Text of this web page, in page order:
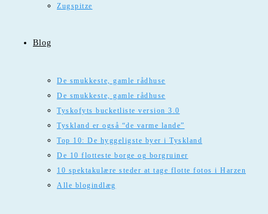
Zugspitze
Blog
De smukkeste, gamle rådhuse
De smukkeste, gamle rådhuse
Tyskofyts bucketliste version 3.0
Tyskland er også “de varme lande”
Top 10: De hyggeligste byer i Tyskland
De 10 flotteste borge og borgruiner
10 spektakulære steder at tage flotte fotos i Harzen
Alle blogindlæg